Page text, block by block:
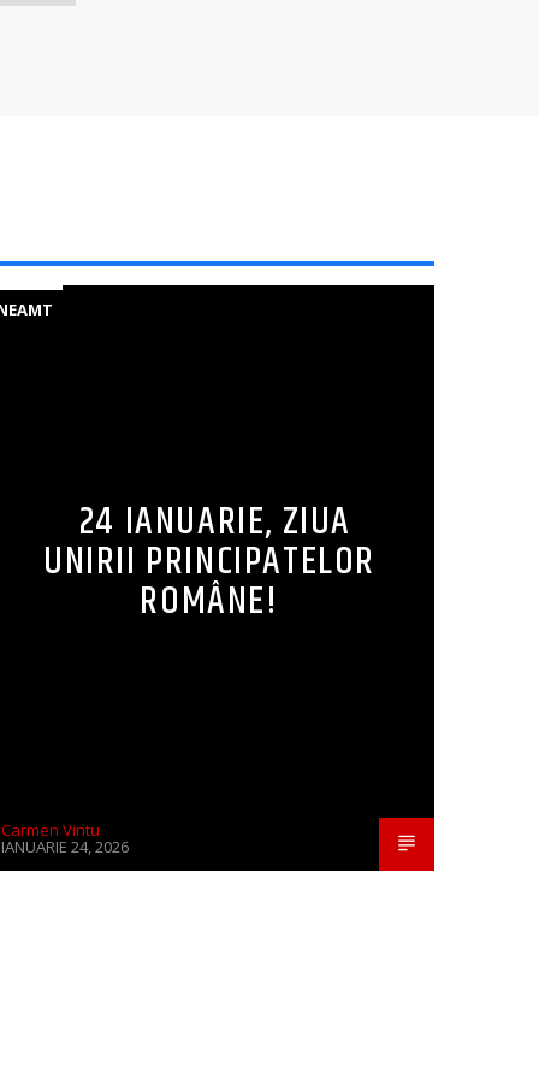
24 IANUARIE, ZIUA
UNIRII PRINCIPATELOR
ROMÂNE!
Carmen Vintu
IANUARIE 24, 2026